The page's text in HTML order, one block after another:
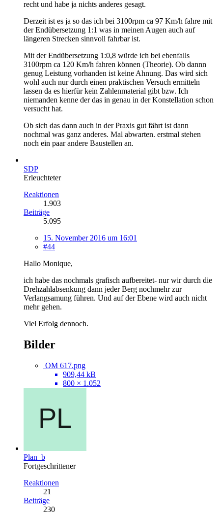
recht und habe ja nichts anderes gesagt.
Derzeit ist es ja so das ich bei 3100rpm ca 97 Km/h fahre mit
der Endübersetzung 1:1 was in meinen Augen auch auf
längeren Strecken sinnvoll fahrbar ist.
Mit der Endübersetzung 1:0,8 würde ich bei ebenfalls
3100rpm ca 120 Km/h fahren können (Theorie). Ob dannn
genug Leistung vorhanden ist keine Ahnung. Das wird sich
wohl auch nur durch einen praktischen Versuch ermitteln
lassen da es hierfür kein Zahlenmaterial gibt bzw. Ich
niemanden kenne der das in genau in der Konstellation schon
versucht hat.
Ob sich das dann auch in der Praxis gut fährt ist dann
nochmal was ganz anderes. Mal abwarten. erstmal stehen
noch ein paar andere Baustellen an.
SDP
Erleuchteter
Reaktionen
1.903
Beiträge
5.095
15. November 2016 um 16:01
#44
Hallo Monique,
ich habe das nochmals grafisch aufbereitet- nur wir durch die
Drehzahlabsenkung dann jeder Berg nochmehr zur
Verlangsamung führen. Und auf der Ebene wird auch nicht
mehr gehen.
Viel Erfolg dennoch.
Bilder
OM 617.png
909,44 kB
800 × 1.052
Plan_b
Fortgeschrittener
Reaktionen
21
Beiträge
230